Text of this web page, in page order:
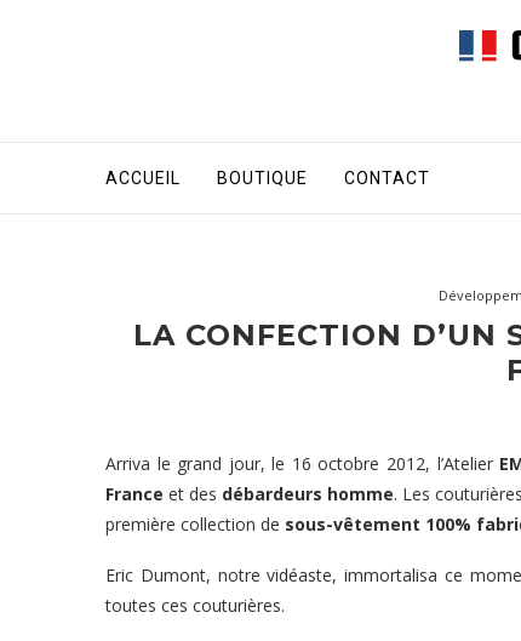
ACCUEIL BOUTIQUE CONTACT
LA CONFECTION D’UN
Arriva le grand jour, le 16 octobre 2012, l’Atelier
France et des débardeurs homme. Les
première collection de sous-vêtement 100%
Eric Dumont, notre vidéaste, immortalisa ce
toutes ces couturières.